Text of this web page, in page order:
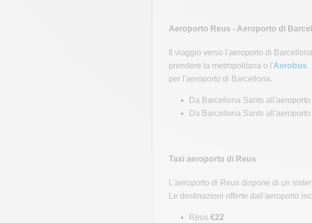
Aeroporto Reus - Aeroporto di
Il viaggio verso l'aeroporto di
prendere la metropolitana o l'Aerobus
per l'aeroporto di Barcellona.
Da Barcellona Sants
Da Barcellona Sants
Taxi aeroporto di Reus
L'aeroporto di Reus dispone di un
Le destinazioni offerte dall'aeroporto
Reus €22